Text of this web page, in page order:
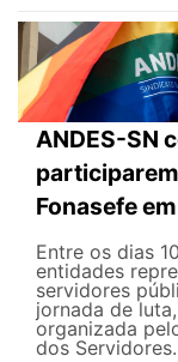
ANDES-SN
Fonasefe
Entre os dias
entidades
servidores
jornada de
organizada
dos